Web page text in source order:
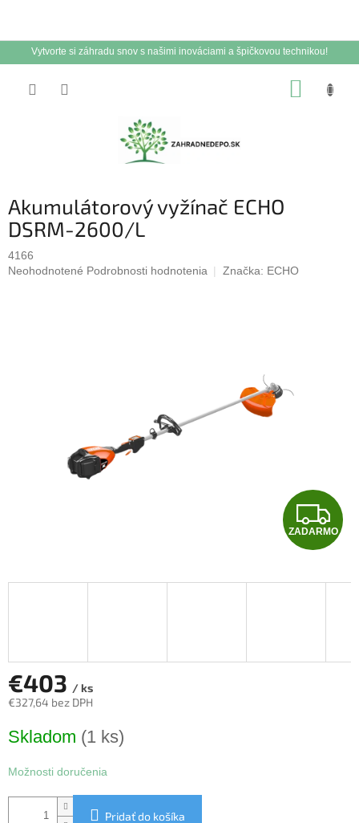
Vytvorte si záhradu snov s našimi inováciami a špičkovou technikou!
Akumulátorový vyžínač ECHO
DSRM-2600/L
4166
Priemerné
Neohodnotené Podrobnosti hodnotenia Značka: ECHO
Z
A
D
ZADARMO
€403 / ks
€327,64 bez DPH
cena:
Skladom (1 ks)
Možnosti doručenia
Pridať do košíka